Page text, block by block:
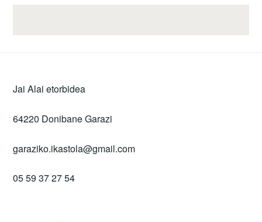
Jai Alai etorbidea
64220 Donibane Garazi
garaziko.ikastola@gmail.com
05 59 37 27 54